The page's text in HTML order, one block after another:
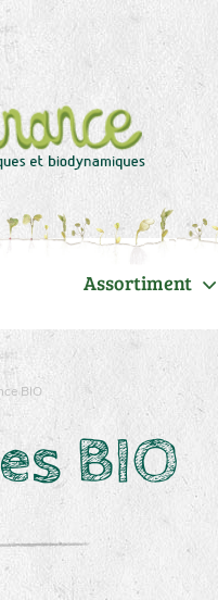
Assortiment
BIO
BIO